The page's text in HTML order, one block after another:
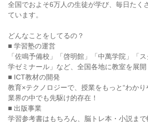
全国でおよそ6万人の生徒が学び、毎日たく
ています。
どんなことをしてるの？
■ 学習塾の運営
「佐鳴予備校」「啓明館」「中萬学院」「
学ゼミナール」など、全国各地に教室を展開
■ ICT教材の開発
教育×テクノロジーで、授業をもっと“わか
業界の中でも先駆け的存在！
■ 出版事業
学習参考書はもちろん、脳トレ本・小説ま